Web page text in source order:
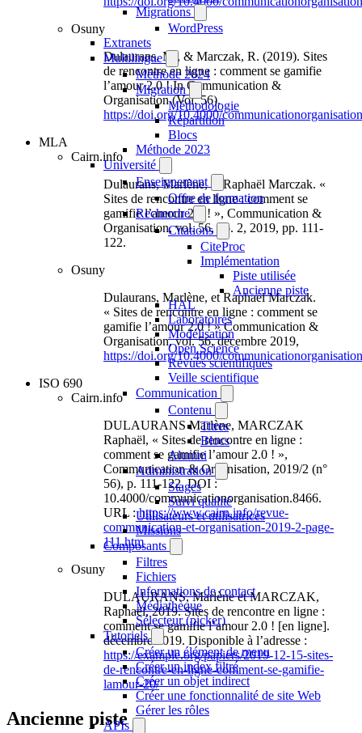
Migrations
WordPress
Extranets
Multilingue
Méthode 2024
Migration
Méthodologie
Répartition
Blocs
Méthode 2023
Université
Enseignement
Offre de formation
Recherche
Citations
CiteProc
Implémentation
Piste utilisée
Ancienne piste
HAL
Laboratoires
Modélisation
Open Science
Revues scientifiques
Veille scientifique
Communication
Contenu
Titres
Blocs
Alumni
Administration
Stages
Suivi qualité
Utilisateurs et utilisatrices
Missions
Composants
Filtres
Fichiers
Informations de contact
Médiathèque
Sélecteur (picker)
Tutoriels
Créer un élément de menu
Créer un index filtré
Créer un objet indirect
Créer une fonctionnalité de site Web
Gérer les rôles
APIs
Osuny
Dulaurans, M., & Marczak, R. (2019). Sites
de rencontre en ligne : comment se gamifie
l’amour 2.0 ! In Communication &
Organisation (Vol. 56).
https://doi.org/10.4000/
MLA
Cairn.info
Dulaurans, Marlène, et Raphaël Marczak. «
Sites de rencontre en ligne : comment se
gamifie l’amour 2.0 ! », Communication &
Organisation, vol. 56, no. 2, 2019, pp. 111-
122.
Osuny
Dulaurans, Marlène, et Raphaël Marczak.
« Sites de rencontre en ligne : comment se
gamifie l’amour 2.0 ! » Communication &
Organisation, vol. 56, décembre 2019,
https://doi.org/10.4000/
ISO 690
Cairn.info
DULAURANS Marlène, MARCZAK
Raphaël, « Sites de rencontre en ligne :
comment se gamifie l’amour 2.0 ! »,
Communication & Organisation, 2019/2 (n°
56), p. 111-122. DOI :
10.4000/communicationorganisation.8466.
URL :https://www.cairn.info/revue-
communication-et-organisation-2019-2-page-
111.htm
Osuny
DULAURANS, Marlène et MARCZAK,
Raphaël, 2019. Sites de rencontre en ligne :
comment se gamifie l’amour 2.0 ! [en ligne].
décembre 2019. Disponible à l’adresse :
https://example.org/papiers/2019-12-15-sites-
de-rencontre-en-ligne-comment-se-gamifie-
lamour-20/
Ancienne piste